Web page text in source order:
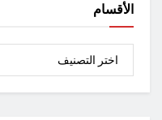
الأقسام